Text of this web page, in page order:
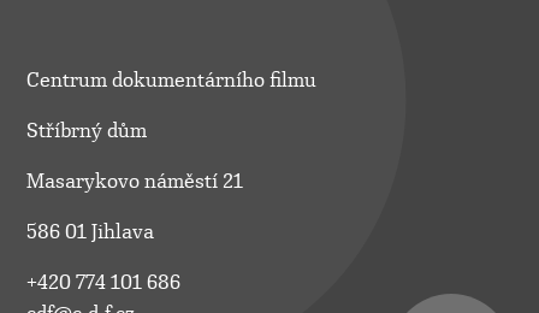
Centrum dokumentárního filmu
Stříbrný dům
Masarykovo náměstí 21
586 01 Jihlava
+420 774 101 686